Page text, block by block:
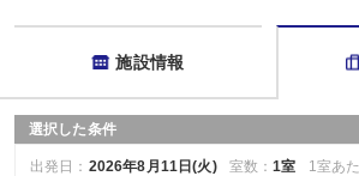
施設情報
選択した条件
出発日： 2026年8月11日(火) 室数：1室 1室あ